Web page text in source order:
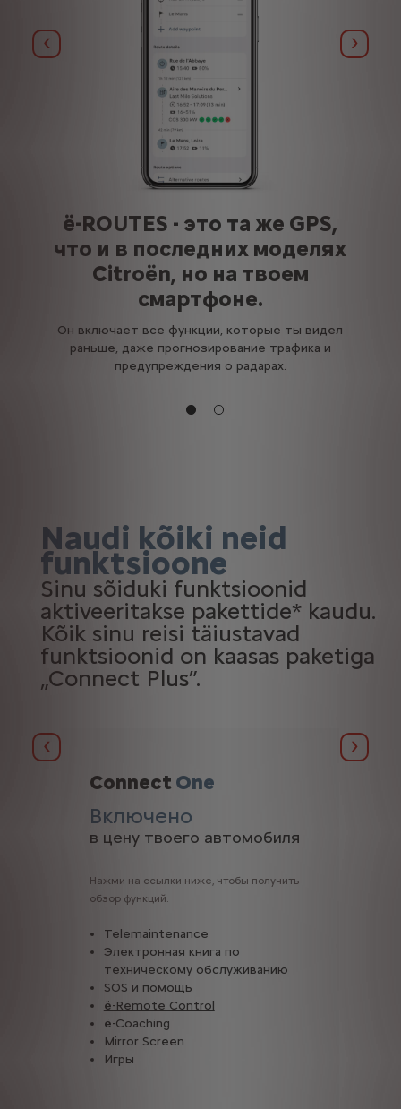
Назад
ë-ROUTES - это та же GPS,
что и в последних моделях
Citroën, но на твоем
смартфоне.
Он включает все функции, которые ты видел
раньше, даже прогнозирование трафика и
предупреждения о радарах.
Далее
Naudi kõiki neid
funktsioone
Sinu sõiduki funktsioonid
aktiveeritakse pakettide* kaudu.
Kõik sinu reisi täiustavad
funktsioonid on kaasas paketiga
„Connect Plus”.
Назад
Ты автоматически получаешь уведомление, если
Connect One
Включено
в цену твоего автомобиля
Нажми на ссылки ниже, чтобы получить
обзор функций.
Telemaintenance
Электронная книга по
техническому обслуживанию
SOS и помощь
ë-Remote Control
ë-Coaching
Mirror Screen
Игры
Далее